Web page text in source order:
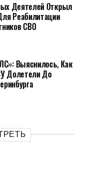
Деятелей Открыл
Реабилитации
СВО
Выяснилось, Как
Долетели До